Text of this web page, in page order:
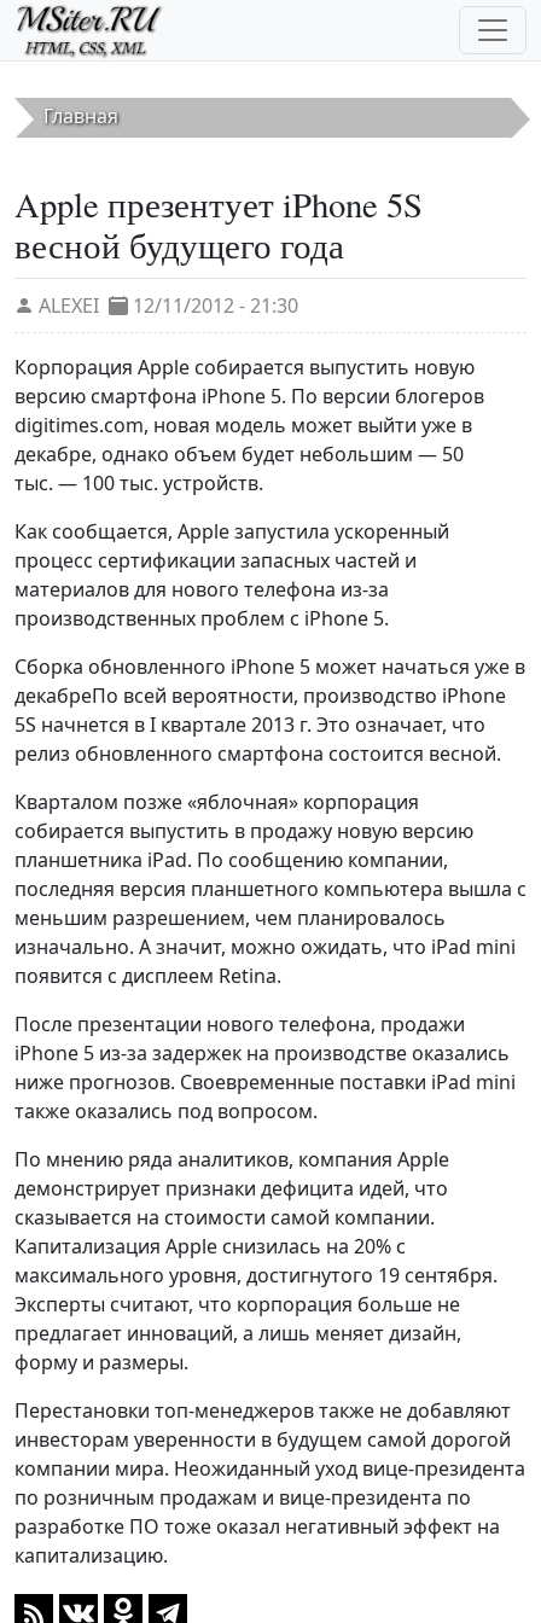
Перейти к основному содержанию
Главная
Apple презентует iPhone 5S
весной будущего года
ALEXEI 12/11/2012 - 21:30
Корпорация Apple собирается выпустить новую
версию смартфона iPhone 5. По версии блогеров
digitimes.com, новая модель может выйти уже в
декабре, однако объем будет небольшим — 50
тыс. — 100 тыс. устройств.
Как сообщается, Apple запустила ускоренный
процесс сертификации запасных частей и
материалов для нового телефона из-за
производственных проблем с iPhone 5.
Сборка обновленного iPhone 5 может начаться уже в
декабреПо всей вероятности, производство iPhone
5S начнется в I квартале 2013 г. Это означает, что
релиз обновленного смартфона состоится весной.
Кварталом позже «яблочная» корпорация
собирается выпустить в продажу новую версию
планшетника iPad. По сообщению компании,
последняя версия планшетного компьютера вышла с
меньшим разрешением, чем планировалось
изначально. А значит, можно ожидать, что iPad mini
появится с дисплеем Retina.
После презентации нового телефона, продажи
iPhone 5 из-за задержек на производстве оказались
ниже прогнозов. Своевременные поставки iPad mini
также оказались под вопросом.
По мнению ряда аналитиков, компания Apple
демонстрирует признаки дефицита идей, что
сказывается на стоимости самой компании.
Капитализация Apple снизилась на 20% с
максимального уровня, достигнутого 19 сентября.
Эксперты считают, что корпорация больше не
предлагает инноваций, а лишь меняет дизайн,
форму и размеры.
Перестановки топ-менеджеров также не добавляют
инвесторам уверенности в будущем самой дорогой
компании мира. Неожиданный уход вице-президента
по розничным продажам и вице-президента по
разработке ПО тоже оказал негативный эффект на
капитализацию.